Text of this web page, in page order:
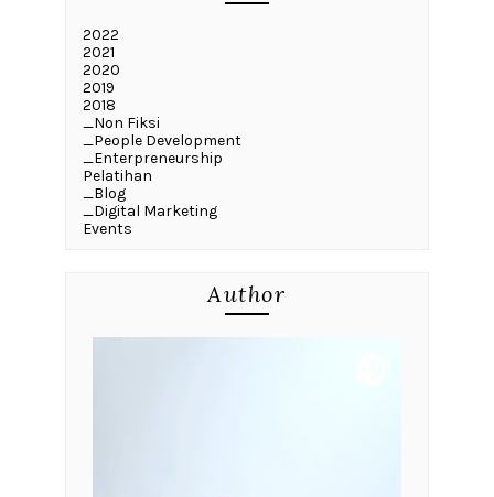
2022
2021
2020
2019
2018
_Non Fiksi
_People Development
_Enterpreneurship
Pelatihan
_Blog
_Digital Marketing
Events
Author